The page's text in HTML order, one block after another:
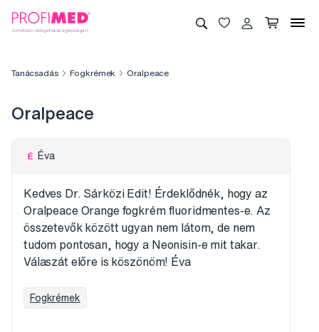
Tanácsadás Fogkrémek Oralpeace
Oralpeace
É Éva
Kedves Dr. Sárközi Edit! Érdeklődnék, hogy az
Oralpeace Orange fogkrém fluoridmentes-e. Az
összetevők között ugyan nem látom, de nem
tudom pontosan, hogy a Neonisin-e mit takar.
Válaszát előre is köszönöm! Éva
Fogkrémek